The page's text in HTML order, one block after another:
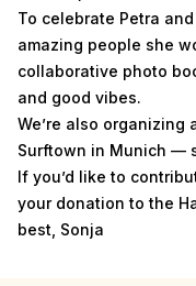
To celebrate Petra
amazing people she
collaborative photo
and good vibes.
We’re also
Surftown in Munich —
If you’d like to
your donation to the
best, Sonja